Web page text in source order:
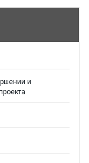
и